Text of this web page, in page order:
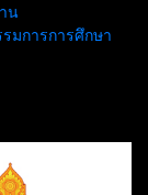
น
มการการศึกษา